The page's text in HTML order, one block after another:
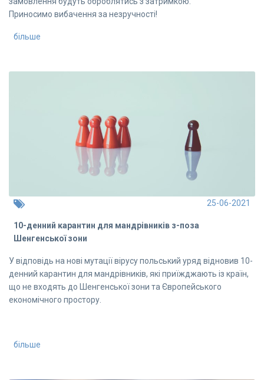
Приносимо вибачення за незручності!
більше
25-06-2021
10-денний карантин для мандрівників з-поза
Шенгенської зони
У відповідь на нові мутації вірусу польський уряд відновив 10-
денний карантин для мандрівників, які приїжджають із країн,
що не входять до Шенгенської зони та Європейського
економічного простору.
більше